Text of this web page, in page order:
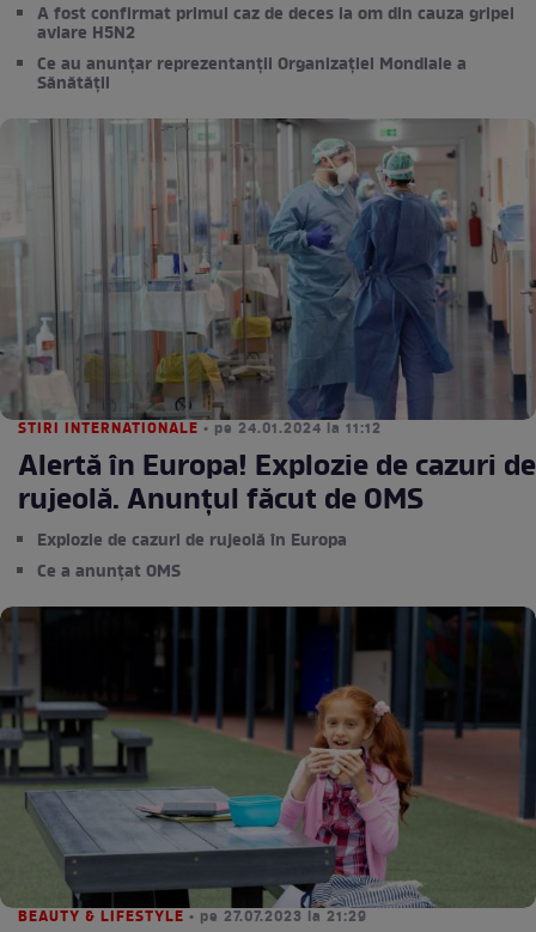
A fost confirmat primul caz de deces la om din cauza gripei
aviare H5N2
Ce au anunțar reprezentanții Organizaţiei Mondiale a
Sănătăţii
STIRI INTERNATIONALE • pe 24.01.2024 la 11:12
Alertă în Europa! Explozie de cazuri de
rujeolă. Anunțul făcut de OMS
Explozie de cazuri de rujeolă în Europa
Ce a anunțat OMS
BEAUTY & LIFESTYLE • pe 27.07.2023 la 21:29